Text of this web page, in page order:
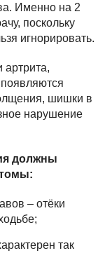
Именно на 2
поскольку
игнорировать.
шишки в
нарушение
должны
– отёки
так